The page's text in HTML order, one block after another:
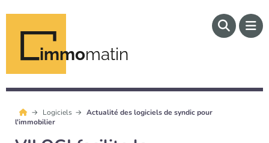
immomatin
Logiciels
Actualité des logiciels de syndic pour
l'immobilier